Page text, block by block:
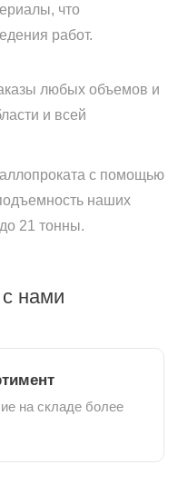
что
работ.
любых объемов и
и всей
с помощью
наших
21 тонны.
нами
на складе более